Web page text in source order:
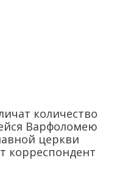
количество
Варфоломею
церкви
корреспондент